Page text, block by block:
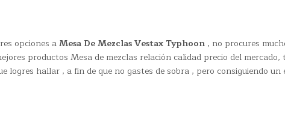
opciones aMesa De Mezclas Vestax Typhoon , no procures
productos Mesa de mezclas relación calidad precio del mercado,
logres hallar , a fin de que no gastes de sobra , pero consiguiendo un